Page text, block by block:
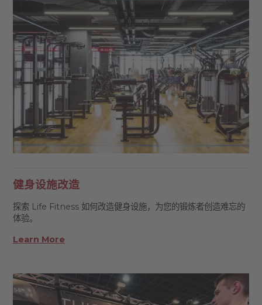
健身设施改造
探索 Life Fitness 如何改造健身设施，为您的锻炼者创造难忘的
体验。
Learn More